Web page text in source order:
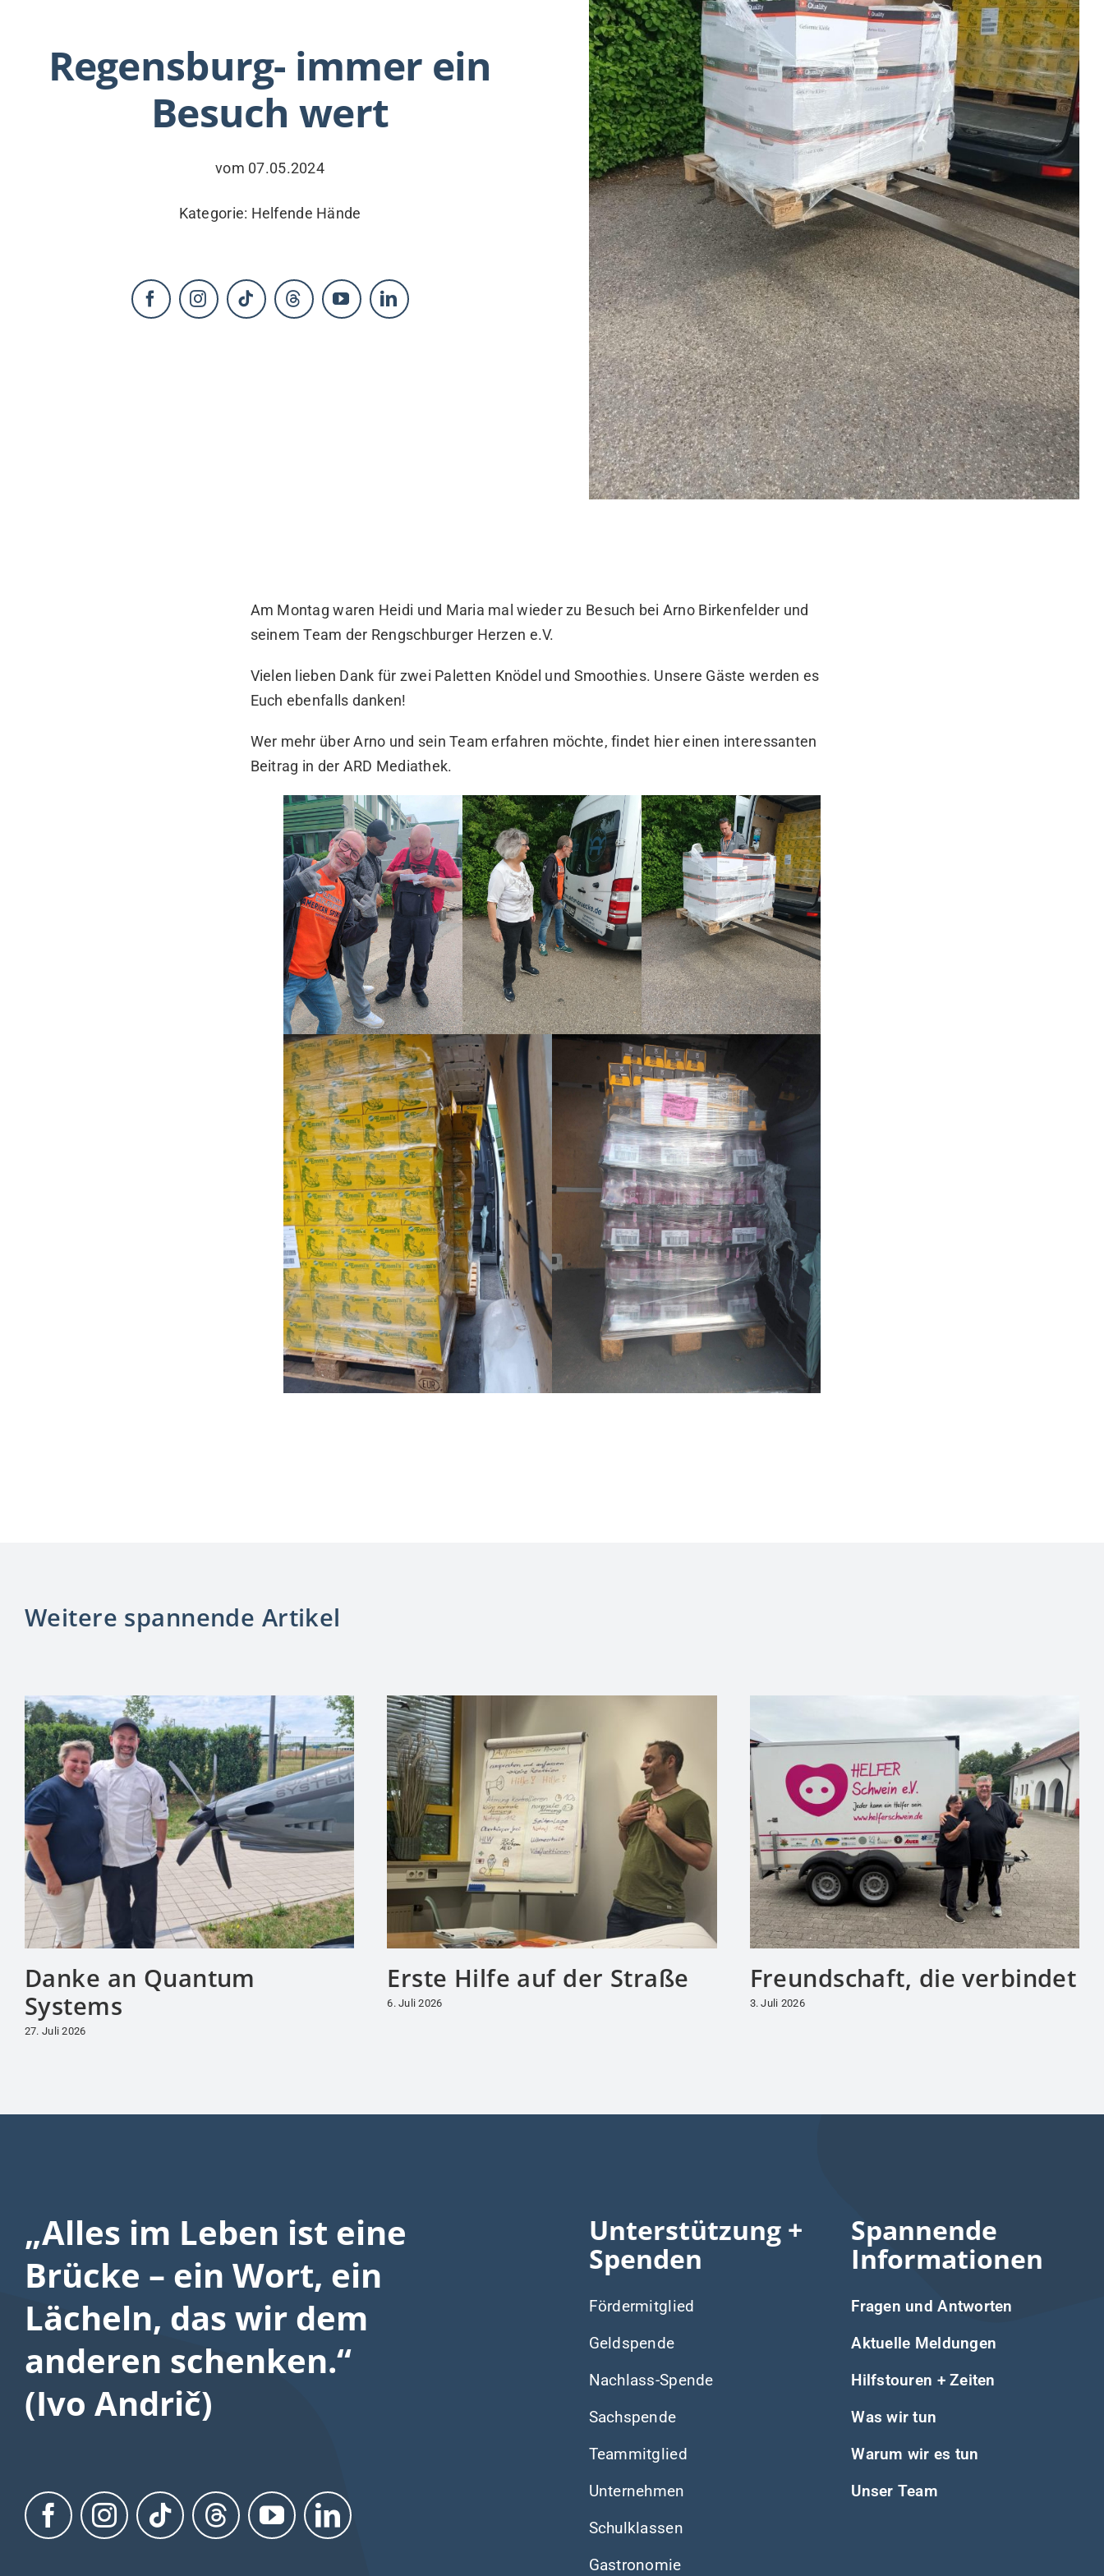
Regensburg- immer ein
Besuch wert
vom 07.05.2024
Kategorie: Helfende Hände
Am Montag waren Heidi und Maria mal wieder zu Besuch bei Arno Birkenfelder und
seinem Team der Rengschburger Herzen e.V.
Vielen lieben Dank für zwei Paletten Knödel und Smoothies. Unsere Gäste werden es
Euch ebenfalls danken!
Wer mehr über Arno und sein Team erfahren möchte, findet hier einen interessanten
Beitrag in der ARD Mediathek.
Weitere spannende Artikel
Danke an Quantum
Systems
27. Juli 2026
Erste Hilfe auf der Straße
6. Juli 2026
Freundschaft, die verbindet
3. Juli 2026
„Alles im Leben ist eine
Brücke – ein Wort, ein
Lächeln, das wir dem
anderen schenken.“
(Ivo Andrič)
Unterstützung +
Spenden
Fördermitglied
Geldspende
Nachlass-Spende
Sachspende
Teammitglied
Unternehmen
Schulklassen
Gastronomie
Spannende
Informationen
Fragen und Antworten
Aktuelle Meldungen
Hilfstouren + Zeiten
Was wir tun
Warum wir es tun
Unser Team